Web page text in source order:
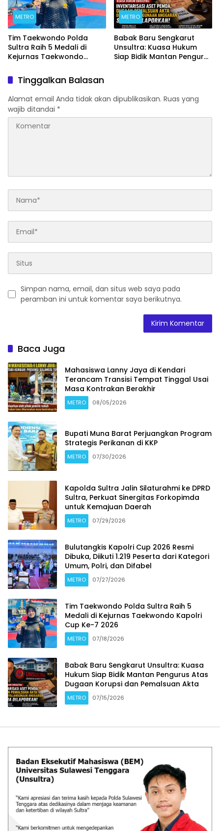
METRO
Tim Taekwondo Polda
Sultra Raih 5 Medali di
Kejurnas Taekwondo
METRO
Babak Baru Sengkarut
Unsultra: Kuasa Hukum
Siap Bidik Mantan Pengurus
Tinggalkan Balasan
Alamat email Anda tidak akan dipublikasikan. Ruas yang
wajib ditandai *
Simpan nama, email, dan situs web saya pada
peramban ini untuk komentar saya berikutnya.
Baca Juga
Mahasiswa Lanny Jaya di Kendari
Terancam Transisi Tempat Tinggal Usai
Masa Kontrakan Berakhir
METRO 08/05/2026
Bupati Muna Barat Perjuangkan Program
Strategis Perikanan di KKP
METRO 07/30/2026
Kapolda Sultra Jalin Silaturahmi ke DPRD
Sultra, Perkuat Sinergitas Forkopimda
untuk Kemajuan Daerah
METRO 07/29/2026
Bulutangkis Kapolri Cup 2026 Resmi
Dibuka, Diikuti 1.219 Peserta dari Kategori
Umum, Polri, dan Difabel
METRO 07/27/2026
Tim Taekwondo Polda Sultra Raih 5
Medali di Kejurnas Taekwondo Kapolri
Cup Ke-7 2026
METRO 07/18/2026
Babak Baru Sengkarut Unsultra: Kuasa
Hukum Siap Bidik Mantan Pengurus Atas
Dugaan Korupsi dan Pemalsuan Akta
METRO 07/15/2026